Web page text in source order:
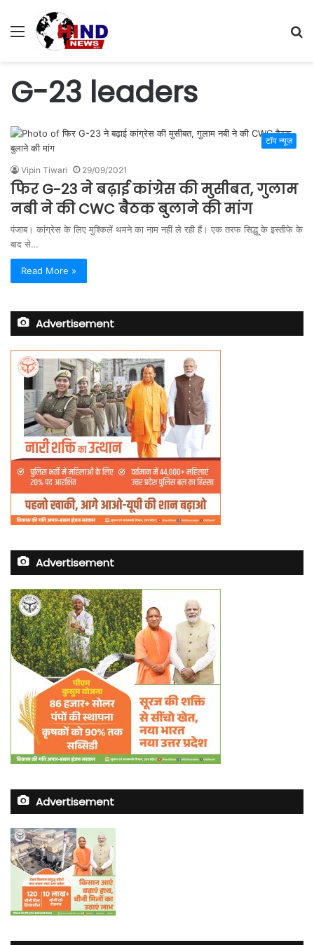
Menu
G-23 leaders
टॉप न्यूज़
Vipin Tiwari 29/09/2021
फिर G-23 ने बढ़ाई कांग्रेस की मुसीबत, गुलाम
नबी ने की CWC बैठक बुलाने की मांग
पंजाब। कांग्रेस के लिए मुश्किलें थमने का नाम नहीं ले रही हैं। एक तरफ सिद्धू के इस्तीफे के
बाद से…
Read More »
Advertisement
Advertisement
Advertisement